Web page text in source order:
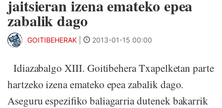
jaitsieran izena emateko epea
zabalik dago
GOITIBEHERAK 2013-01-15 00:00
Idiazabalgo XIII. Goitibehera Txapelketan parte
hartzeko izena emateko epea zabalik dago.
Aseguru espezifiko baliagarria dutenek bakarrik